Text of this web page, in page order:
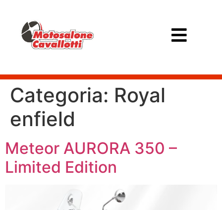
Categoria: Royal
enfield
Meteor AURORA 350 –
Limited Edition